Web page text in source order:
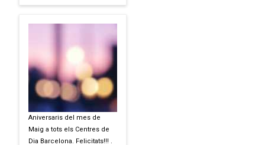
Aniversaris del mes de
Maig a tots els Centres de
Dia Barcelona. Felicitats!!! .